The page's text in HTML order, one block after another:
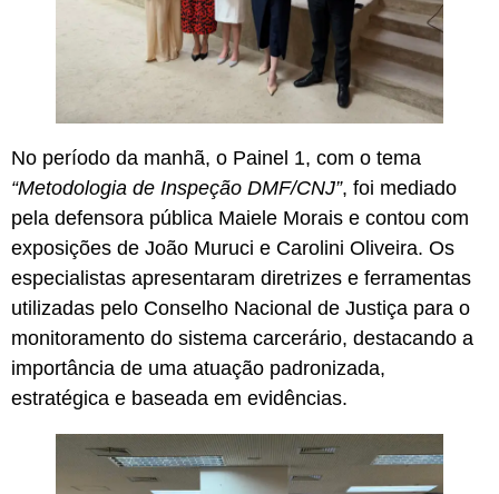
No período da manhã, o Painel 1, com o tema
“Metodologia de Inspeção DMF/CNJ”, foi mediado
pela defensora pública Maiele Morais e contou com
exposições de João Muruci e Carolini Oliveira. Os
especialistas apresentaram diretrizes e ferramentas
utilizadas pelo Conselho Nacional de Justiça para o
monitoramento do sistema carcerário, destacando a
importância de uma atuação padronizada,
estratégica e baseada em evidências.